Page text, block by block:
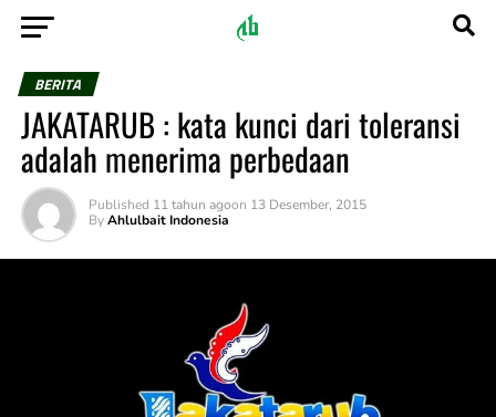
BERITA
JAKATARUB : kata kunci dari toleransi
adalah menerima perbedaan
Published 11 tahun agoon 13 Desember, 2015
By Ahlulbait Indonesia